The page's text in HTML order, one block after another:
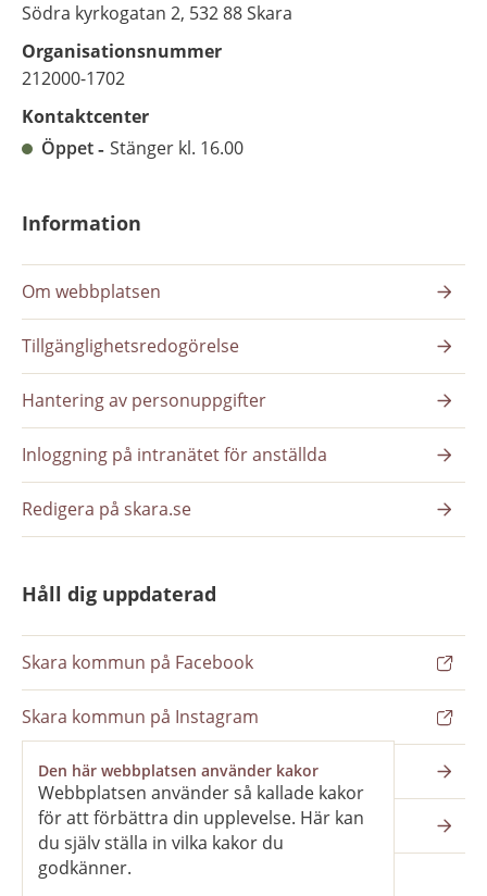
Den här webbplatsen använder kakor
Webbplatsen använder så kallade kakor
för att förbättra din upplevelse. Här kan
du själv ställa in vilka kakor du
godkänner.
Södra kyrkogatan 2, 532 88 Skara
Organisationsnummer
212000-1702
Kontaktcenter
Öppet
Stänger kl. 16.00
Information
Om webbplatsen
Tillgänglighetsredogörelse
Hantering av personuppgifter
Inloggning på intranätet för anställda
Redigera på skara.se
Håll dig uppdaterad
Skara kommun på Facebook
Skara kommun på Instagram
Nyhetsbrev
Pressrum